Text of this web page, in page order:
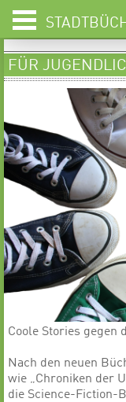
FÜR
Coole Stories
Nach den neuen
wie „Chroniken der
die Science-Fiction-